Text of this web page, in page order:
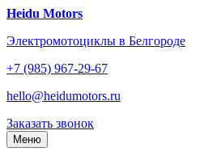
Перейти
содержанию
Heidu Motors
Электромотоциклы в Белгороде
+7 (985) 967-29-67
hello@heidumotors.ru
Заказать звонок
Меню